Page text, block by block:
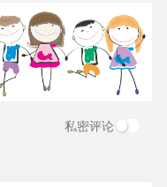
私密评论